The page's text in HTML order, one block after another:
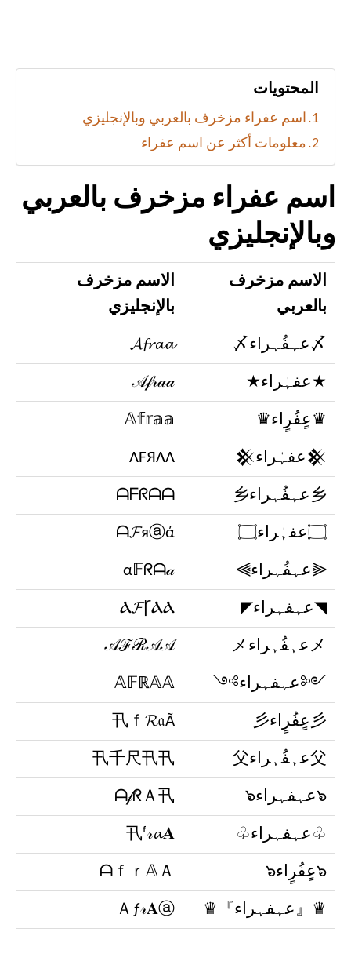
المحتويات
اسم عفراء مزخرف بالعربي وبالإنجليزي
معلومات أكثر عن اسم عفراء
اسم عفراء مزخرف بالعربي
وبالإنجليزي
الاسم مزخرف
بالعربي
الاسم مزخرف
بالإنجليزي
〆عہفُہراء〆 𝓐𝓯𝓻𝓪𝓪
★عفہٰراء★ 𝒜𝒻𝓇𝒶𝒶
♛عٍفُرٍاء♛ 𝔸𝕗𝕣𝕒𝕒
𒆜عفہٰراء𒆜 ΛFЯΛΛ
乡عہفُہراء乡 ᗩᖴᖇᗩᗩ
۝عفہٰراء۝ ᗩ𝓕яⓐά
⫷عہفُہراء⫸ α𝔽ᖇᗩ𝒶
◥عہفہراء◤​ Ⲁ𝓕ꞄⲀⲀ
メعہفُہراءメ 𝒜ℱℛ𝒜𝒜
༺عہفہراء༻ 𝔸𝔽ℝ𝔸𝔸
彡عٍفُرٍاء彡 卂ｆ𝓡𝔞Ã
父عہفُہراء父 卂千尺卂卂
๖عہفہراء๖ ᗩ𝒻ᖇＡ卂
♧عہفہراء♧ 卂ᶠ𝓇𝓪𝐀
๖عٍفُرٍاء๖ ᗩｆｒ𝔸Ａ
♛『عہفہراء』♛ Ａƒ𝓇𝐀ⓐ